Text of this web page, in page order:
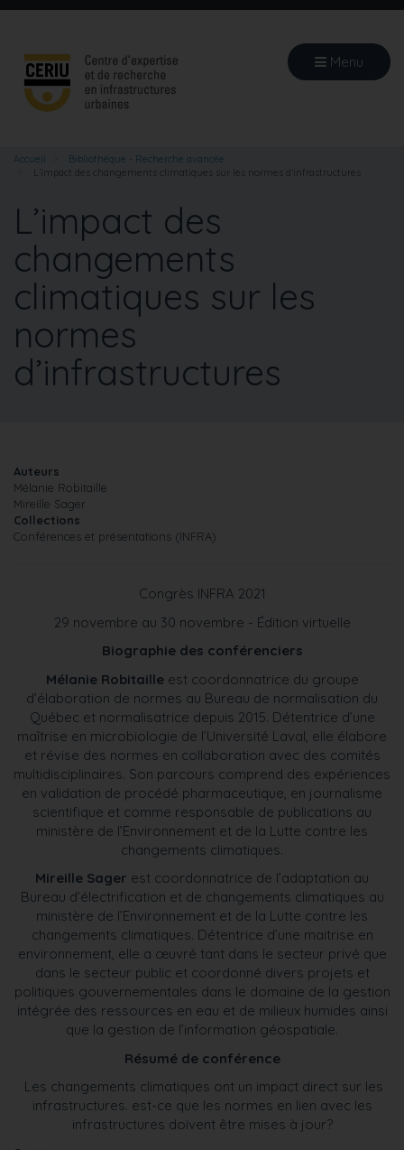
Aller
principal
Menu
Accueil
Bibliothèque - Recherche avancée
L’impact des changements climatiques sur les normes d’infrastructures
L’impact des
changements
climatiques sur les
normes
d’infrastructures
Auteurs
Mélanie Robitaille
Mireille Sager
Collections
Conférences et présentations (INFRA)
Congrès INFRA 2021
29 novembre au 30 novembre - Édition virtuelle
Biographie des conférenciers
Mélanie Robitailleest coordonnatrice du groupe
d’élaboration de normes au Bureau de normalisation du
Québec et normalisatrice depuis 2015. Détentrice d’une
maîtrise en microbiologie de l’Université Laval, elle élabore
et révise des normes en collaboration avec des comités
multidisciplinaires. Son parcours comprend des expériences
en validation de procédé pharmaceutique, en journalisme
scientifique et comme responsable de publications au
ministère de l’Environnement et de la Lutte contre les
changements climatiques.
Mireille Sager est coordonnatrice de l’adaptation au
Bureau d’électrification et de changements climatiques au
ministère de l’Environnement et de la Lutte contre les
changements climatiques. Détentrice d’une maitrise en
environnement, elle a œuvré tant dans le secteur privé que
dans le secteur public et coordonné divers projets et
politiques gouvernementales dans le domaine de la gestion
intégrée des ressources en eau et de milieux humides ainsi
que la gestion de l’information géospatiale.
Résumé de conférence
Les changements climatiques ont un impact direct sur les
infrastructures. est-ce que les normes en lien avec les
infrastructures doivent être mises à jour?